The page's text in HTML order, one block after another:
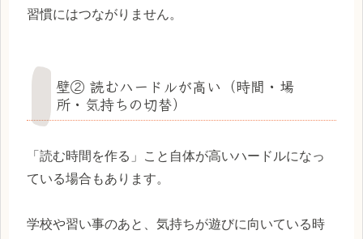
習慣にはつながりません。
壁② 読むハードルが高い（時間・場
所・気持ちの切替）
「読む時間を作る」こと自体が高いハードルになっ
ている場合もあります。
学校や習い事のあと、気持ちが遊びに向いている時